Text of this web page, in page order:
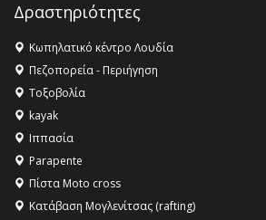
16:27 - Όλυμπος: Εντάχθηκε στον
Κληρονομιάς της UNESCO – Ομόφωνη
Όλυμπος αναγνωρίστηκε ως φυσικό και
αγαθό εξέχουσας οικουμενικής αξίας
ανθρωπότητα
16:18 -
ΣΤΗΝ ΕΔΕΣΣΑ
Δραστηριότητες
Κωπηλατικό κέντρο Λουδία
Πεζοπορεία - Περιήγηση
Τοξοβολία
kayak
Ιππασία
Parapente
Πίστα Moto cross
Κατάβαση Μογλενίτσας (rafting)